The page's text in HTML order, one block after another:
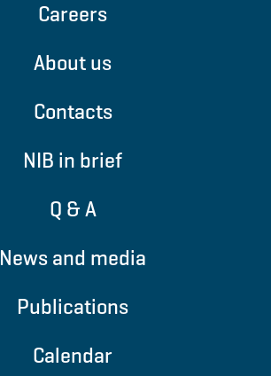
Careers
About us
Contacts
NIB in brief
Q & A
News and media
Publications
Calendar